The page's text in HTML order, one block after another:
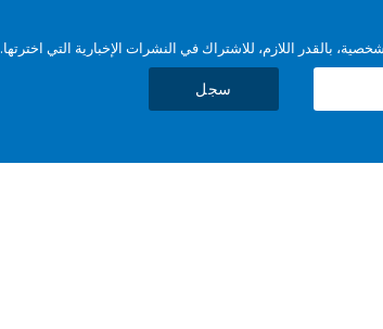
بالقدر اللازم، للاشتراك في النشرات الإخبارية التي اخترتها.
سجل